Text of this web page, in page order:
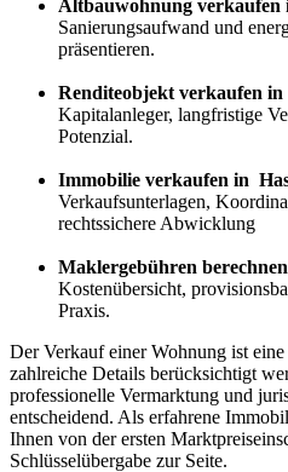
Altbauwohnung verkaufen
Sanierungsaufwand und
präsentieren.
Renditeobjekt verkaufen
Kapitalanleger, langfristige
Potenzial.
Immobilie verkaufen in
Verkaufsunterlagen,
rechtssichere Abwicklung
Maklergebühren
Kostenübersicht,
Praxis.
Der Verkauf einer Wohnung ist
zahlreiche Details berücksichtigt
professionelle Vermarktung und
entscheidend. Als erfahrene
Ihnen von der ersten
Schlüsselübergabe zur Seite.